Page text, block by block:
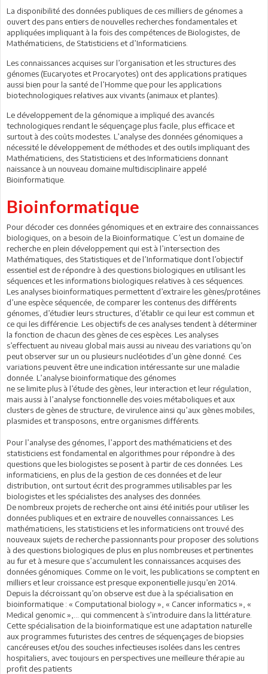
La disponibilité des données publiques de ces milliers de génomes a
ouvert des pans entiers de nouvelles recherches fondamentales et
appliquées impliquant à la fois des compétences de Biologistes, de
Mathématiciens, de Statisticiens et d’Informaticiens.
Les connaissances acquises sur l’organisation et les structures des
génomes (Eucaryotes et Procaryotes) ont des applications pratiques
aussi bien pour la santé de l’Homme que pour les applications
biotechnologiques relatives aux vivants (animaux et plantes).
Le développement de la génomique a impliqué des avancés
technologiques rendant le séquençage plus facile, plus efficace et
surtout à des coûts modestes. L’analyse des données génomiques a
nécessité le développement de méthodes et des outils impliquant des
Mathématiciens, des Statisticiens et des Informaticiens donnant
naissance à un nouveau domaine multidisciplinaire appelé
Bioinformatique.
Bioinformatique
Pour décoder ces données génomiques et en extraire des connaissances
biologiques, on a besoin de la Bioinformatique. C’est un domaine de
recherche en plein développement qui est à l’intersection des
Mathématiques, des Statistiques et de l’Informatique dont l’objectif
essentiel est de répondre à des questions biologiques en utilisant les
séquences et les informations biologiques relatives à ces séquences.
Les analyses bioinformatiques permettent d’extraire les gènes/protéines
d’une espèce séquencée, de comparer les contenus des différents
génomes, d’étudier leurs structures, d’établir ce qui leur est commun et
ce qui les différencie. Les objectifs de ces analyses tendent à déterminer
la fonction de chacun des gènes de ces espèces. Les analyses
s’effectuent au niveau global mais aussi au niveau des variations qu’on
peut observer sur un ou plusieurs nucléotides d’un gène donné. Ces
variations peuvent être une indication intéressante sur une maladie
donnée. L’analyse bioinformatique des génomes
ne se limite plus à l’étude des gènes, leur interaction et leur régulation,
mais aussi à l’analyse fonctionnelle des voies métaboliques et aux
clusters de gènes de structure, de virulence ainsi qu’aux gènes mobiles,
plasmides et transposons, entre organismes différents.
Pour l’analyse des génomes, l’apport des mathématiciens et des
statisticiens est fondamental en algorithmes pour répondre à des
questions que les biologistes se posent à partir de ces données. Les
informaticiens, en plus de la gestion de ces données et de leur
distribution, ont surtout écrit des programmes utilisables par les
biologistes et les spécialistes des analyses des données.
De nombreux projets de recherche ont ainsi été initiés pour utiliser les
données publiques et en extraire de nouvelles connaissances. Les
mathématiciens, les statisticiens et les informaticiens ont trouvé des
nouveaux sujets de recherche passionnants pour proposer des solutions
à des questions biologiques de plus en plus nombreuses et pertinentes
au fur et à mesure que s’accumulent les connaissances acquises des
données génomiques. Comme on le voit, les publications se comptent en
milliers et leur croissance est presque exponentielle jusqu’en 2014.
Depuis la décroissant qu’on observe est due à la spécialisation en
bioinformatique : « Computational biology », « Cancer informatics », «
Medical genomic »,... qui commencent à s’introduire dans la littérature.
Cette spécialisation de la bioinformatique est une adaptation naturelle
aux programmes futuristes des centres de séquençages de biopsies
cancéreuses et/ou des souches infectieuses isolées dans les centres
hospitaliers, avec toujours en perspectives une meilleure thérapie au
profit des patients